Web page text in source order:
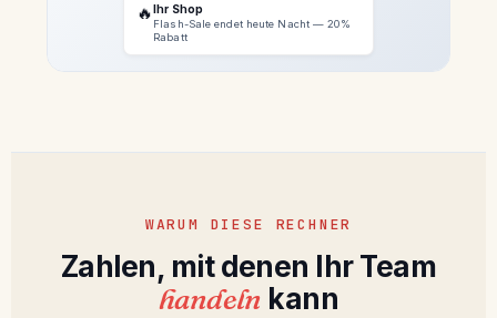
🔥Ihr Shop
Flash-Sale endet heute Nacht — 20%
Rabatt
WARUM DIESE RECHNER
Zahlen, mit denen Ihr Team
handeln kann